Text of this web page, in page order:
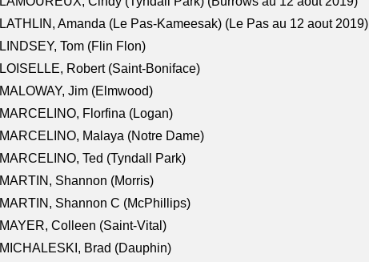
LATHLIN, Amanda (Le Pas-Kameesak) (Le Pas au 12 aout 2019)
LINDSEY, Tom (Flin Flon)
LOISELLE, Robert (Saint-Boniface)
MALOWAY, Jim (Elmwood)
MARCELINO, Florfina (Logan)
MARCELINO, Malaya (Notre Dame)
MARCELINO, Ted (Tyndall Park)
MARTIN, Shannon (Morris)
MARTIN, Shannon C (McPhillips)
MAYER, Colleen (Saint-Vital)
MICHALESKI, Brad (Dauphin)